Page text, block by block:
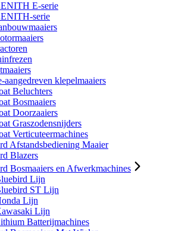
E-serie
serie
aangedreven klepelmaaiers
Beluchters
Bosmaaiers
Doorzaaiers
Graszodensnijders
Verticuteermachines
Afstandsbediening Maaier
Blazers
Bosmaaiers en Afwerkmachines
Lijn
ST Lijn
Lijn
Lijn
Batterijmachines